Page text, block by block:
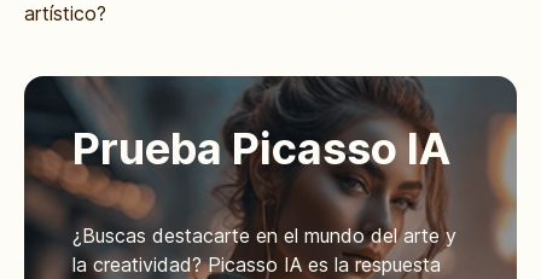
artístico?
Prueba Picasso IA
¿Buscas destacarte en el mundo del arte y
la creatividad? Picasso IA es la respuesta